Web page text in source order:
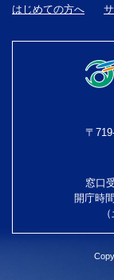
はじめての方へ
〒
窓口
開庁時